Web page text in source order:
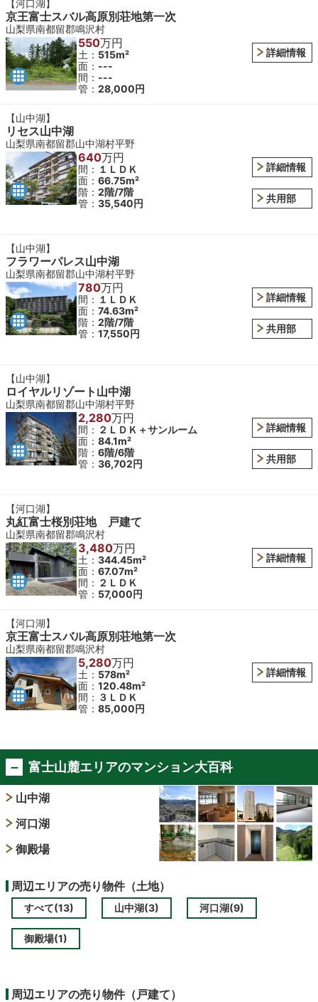
【河口湖】
京王富士スバル高原別荘地第一次
山梨県南都留郡鳴沢村
550万円
土： 515m²
面： ---
間： ---
管： 28,000円
詳細情報
【山中湖】
リセス山中湖
山梨県南都留郡山中湖村平野
640万円
間： １ＬＤＫ
面： 66.75m²
階： 2階/7階
管： 35,540円
詳細情報
共用部
【山中湖】
フラワーパレス山中湖
山梨県南都留郡山中湖村平野
780万円
間： １ＬＤＫ
面： 74.63m²
階： 2階/7階
管： 17,550円
詳細情報
共用部
【山中湖】
ロイヤルリゾート山中湖
山梨県南都留郡山中湖村平野
2,280万円
間： ２ＬＤＫ＋サンルーム
面： 84.1m²
階： 6階/6階
管： 36,702円
詳細情報
共用部
【河口湖】
丸紅富士桜別荘地 戸建て
山梨県南都留郡鳴沢村
3,480万円
土： 344.45m²
面： 67.07m²
間： ２ＬＤＫ
管： 57,000円
詳細情報
【河口湖】
京王富士スバル高原別荘地第一次
山梨県南都留郡鳴沢村
5,280万円
土： 578m²
面： 120.48m²
間： ３ＬＤＫ
管： 85,000円
詳細情報
富士山麓エリアのマンション大百科
山中湖
河口湖
御殿場
周辺エリアの売り物件（土地）
すべて(13) 山中湖(3) 河口湖(9)
御殿場(1)
周辺エリアの売り物件（戸建て）